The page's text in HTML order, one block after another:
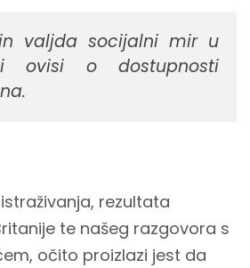
valjda socijalni mir u
ovisi o dostupnosti
rezultata
te našeg razgovora s
očito proizlazi jest da